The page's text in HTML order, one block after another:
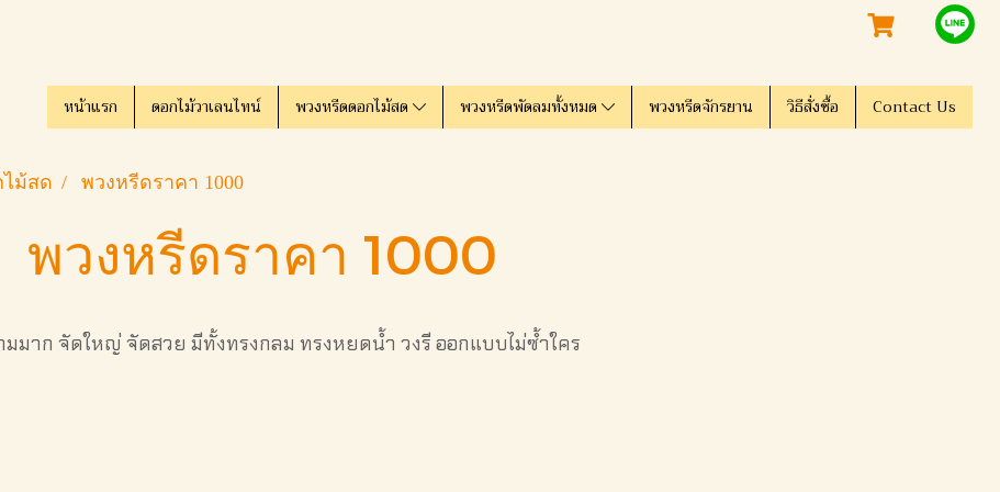
หน้าแรก ดอกไม้วาเลนไทน์ พวงหรีดดอกไม้สด พวงหรีดพัดลมทั้งหมด พวงหรีดจักรยาน วิธีสั่งซื้อ Contact Us
ม้สด พวงหรีดราคา 1000
พวงหรีดราคา 1000
มมาก จัดใหญ่ จัดสวย มีทั้งทรงกลม ทรงหยดน้ำ วงรี ออกแบบไม่ซ้ำใคร